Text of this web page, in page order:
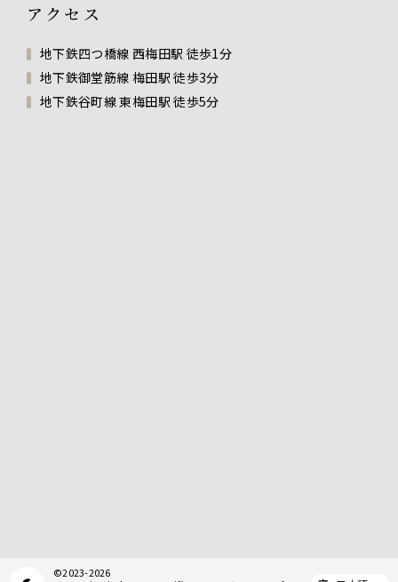
アクセス
地下鉄四つ橋線 西梅田駅 徒歩1分
地下鉄御堂筋線 梅田駅 徒歩3分
地下鉄谷町線 東梅田駅 徒歩5分
©2023-2026